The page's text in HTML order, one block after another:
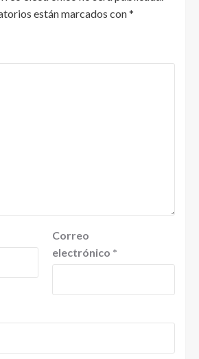
están marcados con*
Correo
electrónico *